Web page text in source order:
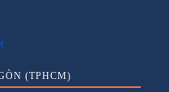
(TPHCM)